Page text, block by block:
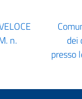
n.
dei
presso